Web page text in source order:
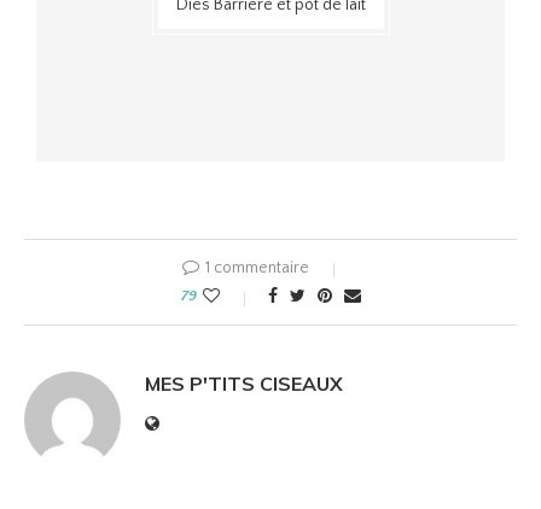
Dies Barrière et pot de lait
1 commentaire
79
MES P'TITS CISEAUX